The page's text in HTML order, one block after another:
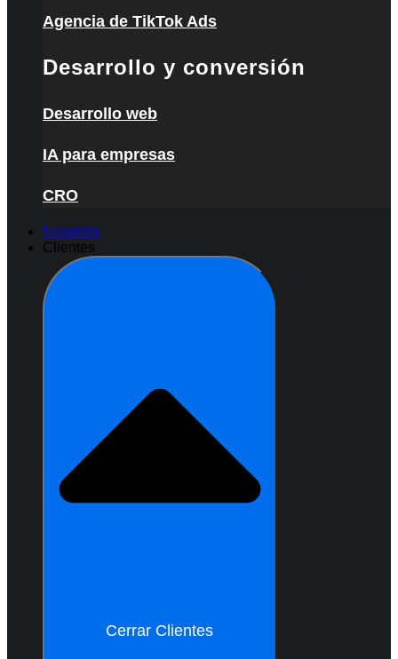
Agencia de TikTok Ads
Desarrollo y conversión
Desarrollo web
IA para empresas
CRO
Nosotros
Clientes
Cerrar Clientes